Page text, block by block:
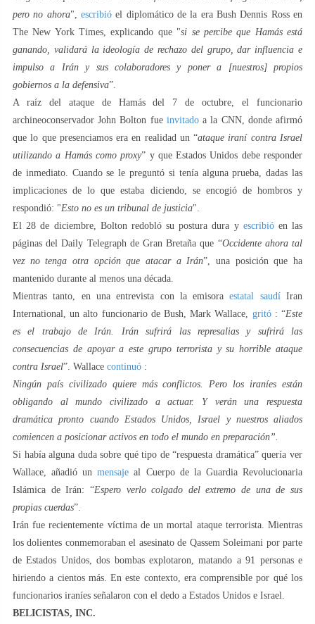
pero no ahora",escribió el diplomático de la era Bush Dennis Ross en
The New York Times, explicando que "si se percibe que Hamás está
ganando, validará la ideología de rechazo del grupo, dar influencia e
impulso a Irán y sus colaboradores y poner a [nuestros] propios
gobiernos a la defensiva”.
A raíz del ataque de Hamás del 7 de octubre, el funcionario
archineoconservador John Bolton fue invitadoa la CNN, donde afirmó
que lo que presenciamos era en realidad un “ataque iraní contra Israel
utilizando a Hamás como proxy” y que Estados Unidos debe responder
de inmediato. Cuando se le preguntó si tenía alguna prueba, dadas las
implicaciones de lo que estaba diciendo, se encogió de hombros y
respondió: "Esto no es un tribunal de justicia".
El 28 de diciembre, Bolton redobló su postura dura y escribióen las
páginas del Daily Telegraph de Gran Bretaña que “Occidente ahora tal
vez no tenga otra opción que atacar a Irán”, una posición que ha
mantenido durante al menos una década.
Mientras tanto, en una entrevista con la emisora​​estatal saudíIran
International, un alto funcionario de Bush, Mark Wallace, gritó: “Este
es el trabajo de Irán. Irán sufrirá las represalias y sufrirá las
consecuencias de apoyar a este grupo terrorista y su horrible ataque
contra Israel”. Wallace continuó :
Ningún país civilizado quiere más conflictos. Pero los iraníes están
obligando al mundo civilizado a actuar. Y verán una respuesta
dramática pronto cuando Estados Unidos, Israel y nuestros aliados
comiencen a posicionar activos en todo el mundo en preparación”.
Si había alguna duda sobre qué tipo de “respuesta dramática” quería ver
Wallace, añadió unmensaje al Cuerpo de la Guardia Revolucionaria
Islámica de Irán: “Espero verlo colgado del extremo de una de sus
propias cuerdas”.
Irán fue recientemente víctima de un mortal ataque terrorista. Mientras
los dolientes conmemoraban el asesinato de Qassem Soleimani por parte
de Estados Unidos, dos bombas explotaron, matando a 91 personas e
hiriendo a cientos más. En este contexto, era comprensible por qué los
funcionarios iraníes señalaron con el dedo a Estados Unidos e Israel.
BELICISTAS, INC.